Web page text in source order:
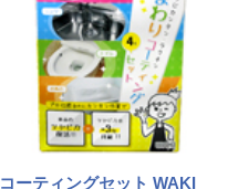
コーティングセット WAKI